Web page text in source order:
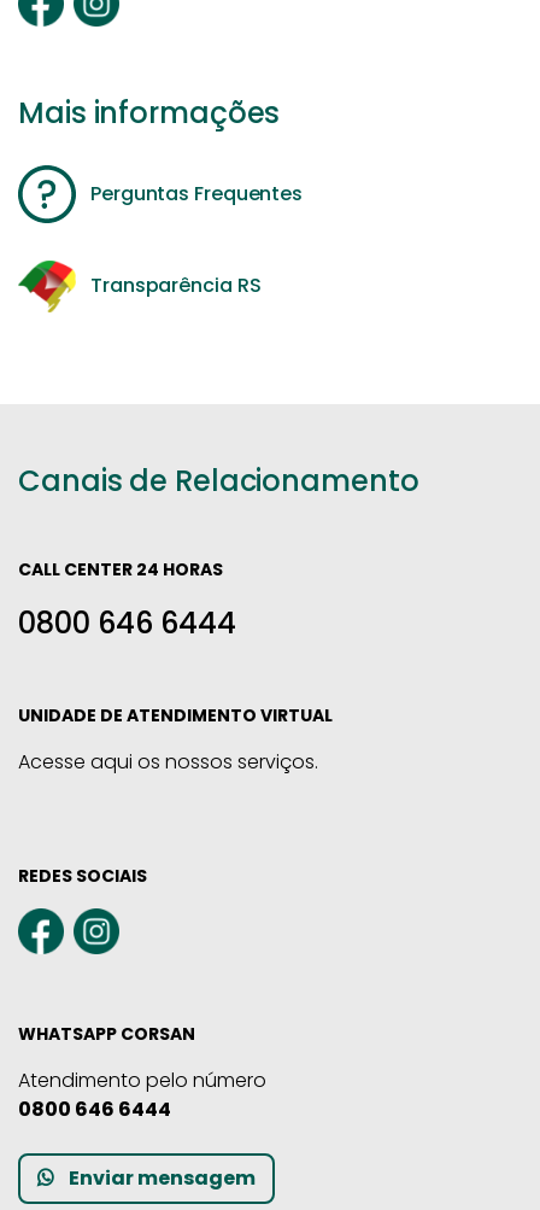
Mais informações
Perguntas Frequentes
Transparência RS
Canais de Relacionamento
CALL CENTER 24 HORAS
0800 646 6444
UNIDADE DE ATENDIMENTO VIRTUAL
Acesse aqui os nossos serviços.
REDES SOCIAIS
WHATSAPP CORSAN
Atendimento pelo número
0800 646 6444
Enviar mensagem